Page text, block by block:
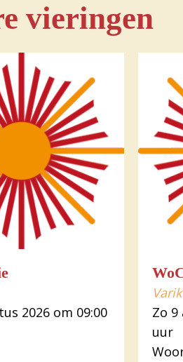
vieringen
2026 om 09:00
Varik
Zo 9
uur